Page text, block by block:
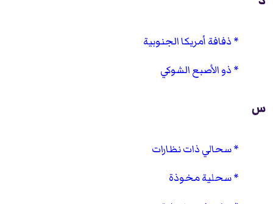
ذفافة أمريكا الجنوبية
ذو الأصبع الشوكي
س
سحالي ذات نظارات
سحلية مخوذة